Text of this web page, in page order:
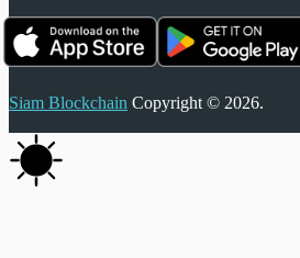
Siam Blockchain Copyright © 2026.